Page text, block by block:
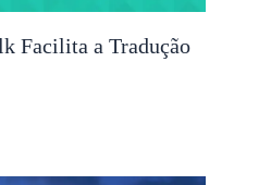
Facilita a Tradução